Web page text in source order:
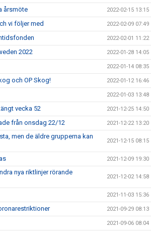
årsmöte 2022-02-15 13:15
vi följer med 2022-02-09 07:49
2022-02-01 11:22
2022 2022-01-28 14:05
2022-01-14 08:35
och OP Skog! 2022-01-12 16:46
2022-01-03 13:48
vecka 52 2021-12-25 14:50
från onsdag 22/12 2021-12-22 13:20
men de äldre grupperna kan
2021-12-15 08:15
2021-12-09 19:30
nya riktlinjer rörande
2021-12-02 14:58
2021-11-03 15:36
2021-09-29 08:13
2021-09-06 08:04